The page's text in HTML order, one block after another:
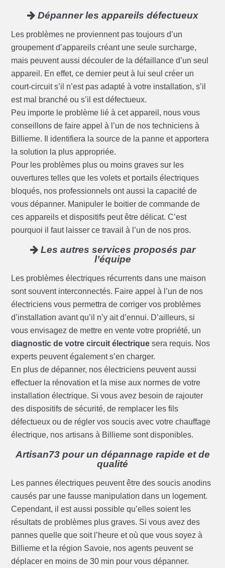
Dépanner les appareils défectueux
Les problèmes ne proviennent pas toujours d’un
groupement d’appareils créant une seule surcharge,
mais peuvent aussi découler de la défaillance d’un seul
appareil. En effet, ce dernier peut à lui seul créer un
court-circuit s’il n’est pas adapté à votre installation, s’il
est mal branché ou s’il est défectueux.
Peu importe le problème lié à cet appareil, nous vous
conseillons de faire appel à l’un de nos techniciens à
Billieme. Il identifiera la source de la panne et apportera
la solution la plus appropriée.
Pour les problèmes plus ou moins graves sur les
ouvertures telles que les volets et portails électriques
bloqués, nos professionnels ont aussi la capacité de
vous dépanner. Manipuler le boitier de commande de
ces appareils et dispositifs peut être délicat. C’est
pourquoi il faut laisser ce travail à l’un de nos pros.
Les autres services proposés par
l’équipe
Les problèmes électriques récurrents dans une maison
sont souvent interconnectés. Faire appel à l’un de nos
électriciens vous permettra de corriger vos problèmes
d’installation avant qu’il n’y ait d’ennui. D’ailleurs, si
vous envisagez de mettre en vente votre propriété, un
diagnostic de votre circuit électrique sera requis. Nos
experts peuvent également s’en charger.
En plus de dépanner, nos électriciens peuvent aussi
effectuer la rénovation et la mise aux normes de votre
installation électrique. Si vous avez besoin de rajouter
des dispositifs de sécurité, de remplacer les fils
défectueux ou de régler vos soucis avec votre chauffage
électrique, nos artisans à Billieme sont disponibles.
Artisan73 pour un dépannage rapide et de
qualité
Les pannes électriques peuvent être des soucis anodins
causés par une fausse manipulation dans un logement.
Cependant, il est aussi possible qu’elles soient les
résultats de problèmes plus graves. Si vous avez des
pannes quelle que soit l’heure et où que vous soyez à
Billieme et la région Savoie, nos agents peuvent se
déplacer en moins de 30 min pour vous dépanner.